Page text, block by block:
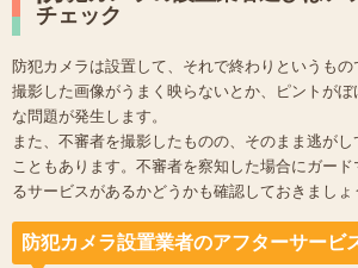
チェック
防犯カメラは設置して、それで終わりというもの
撮影した画像がうまく映らないとか、ピントがぼ
な問題が発生します。
また、不審者を撮影したものの、そのまま逃が
こともあります。不審者を察知した場合にガー
るサービスがあるかどうかも確認しておきましょ
防犯カメラ設置業者のアフターサービ